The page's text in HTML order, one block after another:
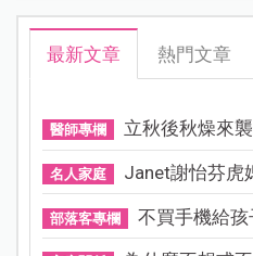
置。
2. 持續疼痛決定就醫
朋友與導遊討論、向我詢
晚，決定第二天前往市區
骨科看診時間，並盡量挑